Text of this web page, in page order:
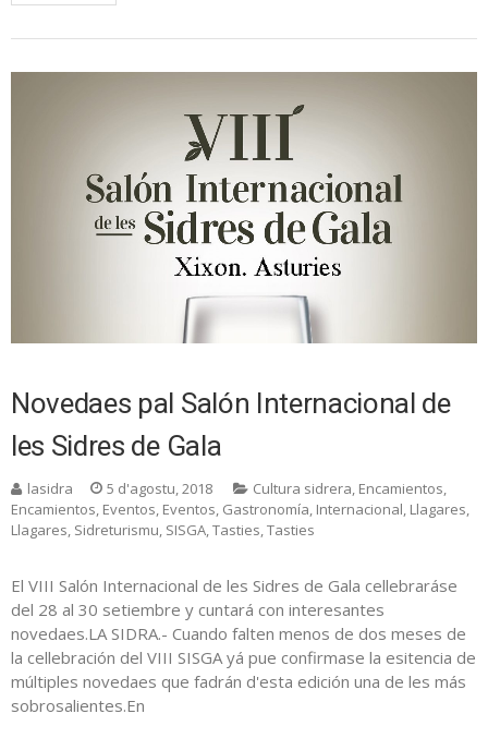
Novedaes pal Salón Internacional de
les Sidres de Gala
lasidra 5 d'agostu, 2018 Cultura sidrera, Encamientos,
Encamientos, Eventos, Eventos, Gastronomía, Internacional, Llagares,
Llagares, Sidreturismu, SISGA,Tasties,Tasties
El VIII Salón Internacional de les Sidres de Gala cellebraráse
del 28 al 30 setiembre y cuntará con interesantes
novedaes.LA SIDRA.- Cuando falten menos de dos meses de
la cellebración del VIII SISGA yá pue confirmase la esitencia de
múltiples novedaes que fadrán d'esta edición una de les más
sobrosalientes.En